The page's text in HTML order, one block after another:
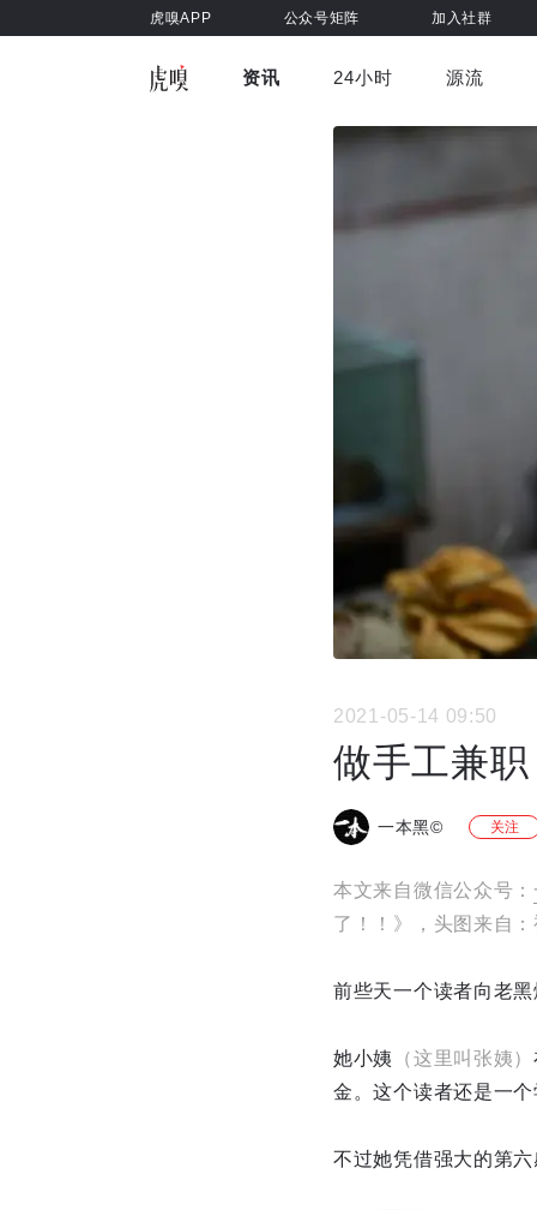
虎嗅APP 公众号矩阵 加入社群
资讯
车与出行
24小时 源流
2021-05-14 09:50
做手工兼
一本黑© 关注
本文来自微信公众号：
了！！》，头图来自：
前些天一个读者向老黑
她小姨 （这里叫张姨）
金。这个读者还是一个
不过她凭借强大的第